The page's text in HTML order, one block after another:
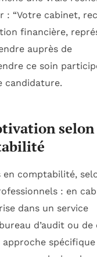
: “Votre cabinet,
financière,
auprès de
ce soin
candidature.
en comptabilité,
: en
dans un service
d’audit ou